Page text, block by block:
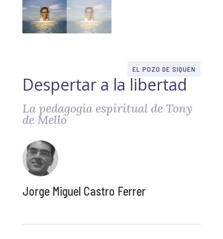
EL POZO DE SIQUÉN
Despertar a la libertad
La pedagogía espiritual de Tony
de Mello
Jorge Miguel Castro Ferrer